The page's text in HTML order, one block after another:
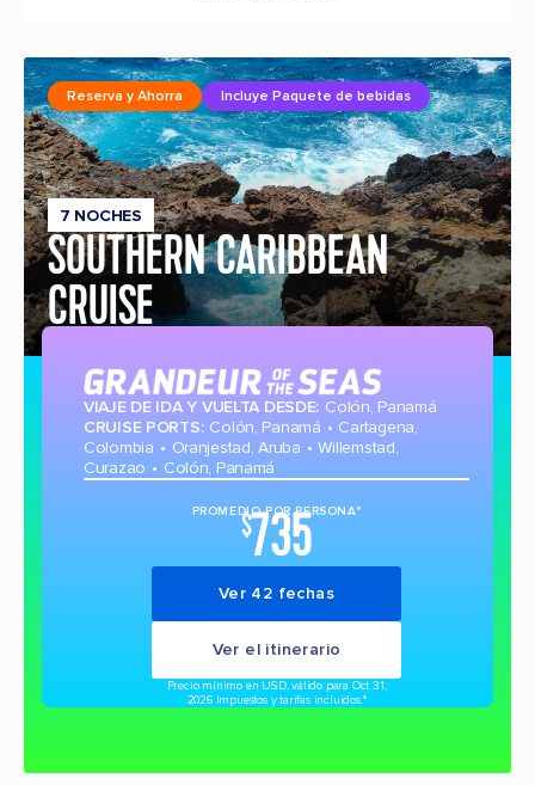
7 NOCHES
SOUTHERN CARIBBEAN
CRUISE
Reserva y Ahorra Incluye Paquete de bebidas
VIAJE DE IDA Y VUELTA DESDE: Colón, Panamá
CRUISE PORTS: Colón, Panamá
Cartagena,
Colombia
Oranjestad, Aruba
Willemstad,
Curazao
Colón, Panamá
PROMEDIO POR PERSONA*
$735
Ver 42 fechas
Ver el itinerario
Precio mínimo en USD, válido para Oct 31,
2026 Impuestos y tarifas incluidos.*